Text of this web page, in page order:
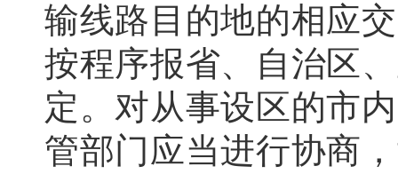
输线路目的地的相应
按程序报省、自治区
定。对从事设区的市
管部门应当进行协商